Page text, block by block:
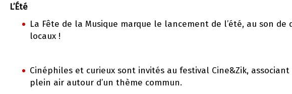
L’Été
La Fête de la Musique marque le lancement de l’été, au son de
locaux !
Cinéphiles et curieux sont invités au festival Cine&Zik,
plein air autour d’un thème commun.